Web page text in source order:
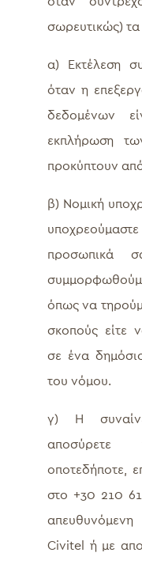
σωρευτικώς) τα
α) Εκτέλεση
όταν η
δεδομένων
εκπλήρωση
προκύπτουν
β) Νομική
προσωπικά
όπως να
σκοπούς είτε
σε ένα
του νόμου.
γ) Η
οποτεδήποτε,
στο +30 210
Civitel ή με